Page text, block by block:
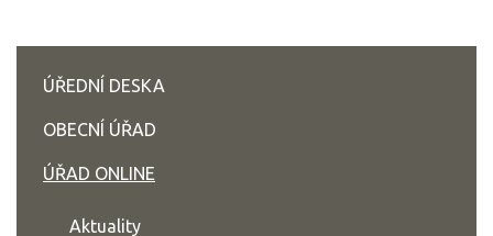
ÚŘEDNÍ DESKA
OBECNÍ ÚŘAD
ÚŘAD ONLINE
Aktuality